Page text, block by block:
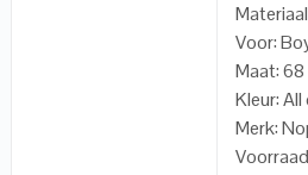
Voor:
Maat: 68
Kleur:
Merk: